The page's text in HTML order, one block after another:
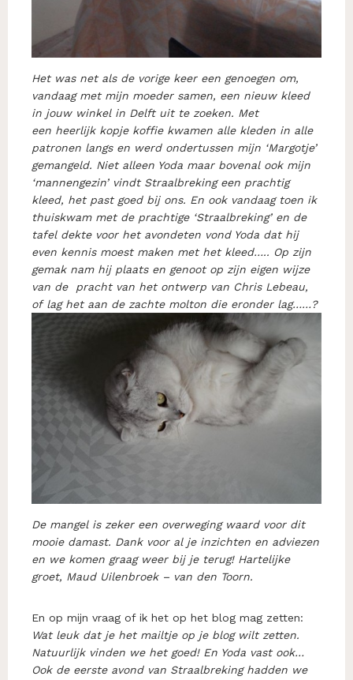
Het was net als de vorige keer een genoegen om,
vandaag met mijn moeder samen, een nieuw kleed
in jouw winkel in Delft uit te zoeken. Met
een heerlijk kopje koffie kwamen alle kleden in alle
patronen langs en werd ondertussen mijn ‘Margotje’
gemangeld. Niet alleen Yoda maar bovenal ook mijn
‘mannengezin’ vindt Straalbreking een prachtig
kleed, het past goed bij ons. En ook vandaag toen ik
thuiskwam met de prachtige ‘Straalbreking’ en de
tafel dekte voor het avondeten vond Yoda dat hij
even kennis moest maken met het kleed….. Op zijn
gemak nam hij plaats en genoot op zijn eigen wijze
van de pracht van het ontwerp van Chris Lebeau,
of lag het aan de zachte molton die eronder lag……?
De mangel is zeker een overweging waard voor dit
mooie damast. Dank voor al je inzichten en adviezen
en we komen graag weer bij je terug! Hartelijke
groet, Maud Uilenbroek – van den Toorn.
En op mijn vraag of ik het op het blog mag zetten:
Wat leuk dat je het mailtje op je blog wilt zetten.
Natuurlijk vinden we het goed! En Yoda vast ook…
Ook de eerste avond van Straalbreking hadden we